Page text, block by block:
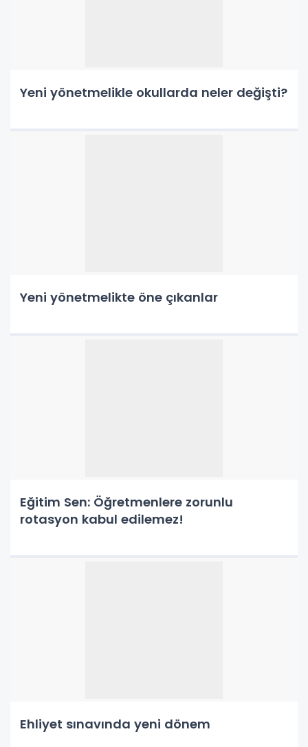
Yeni yönetmelikle okullarda neler değişti?
Yeni yönetmelikte öne çıkanlar
Eğitim Sen: Öğretmenlere zorunlu
rotasyon kabul edilemez!
Ehliyet sınavında yeni dönem